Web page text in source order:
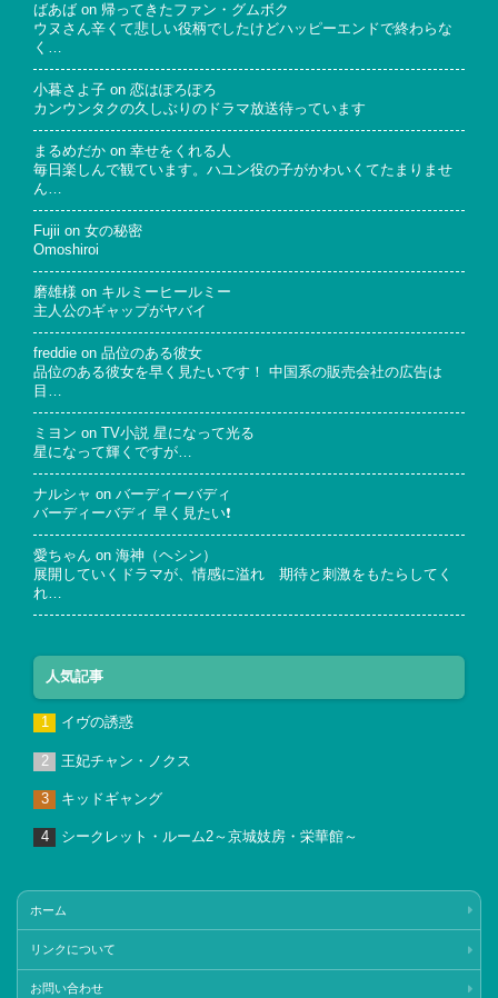
ばあば on 帰ってきたファン・グムボク
ウヌさん辛くて悲しい役柄でしたけどハッピーエンドで終わらな
く…
小暮さよ子 on 恋はぽろぽろ
カンウンタクの久しぶりのドラマ放送待っています
まるめだか on 幸せをくれる人
毎日楽しんで観ています。ハユン役の子がかわいくてたまりませ
ん…
Fujii on 女の秘密
Omoshiroi
磨雄様 on キルミーヒールミー
主人公のギャップがヤバイ
freddie on 品位のある彼女
品位のある彼女を早く見たいです！ 中国系の販売会社の広告は
目…
ミヨン on TV小説 星になって光る
星になって輝くですが…
ナルシャ on バーディーバディ
バーディーバディ 早く見たい❗
愛ちゃん on 海神（ヘシン）
展開していくドラマが、情感に溢れ 期待と刺激をもたらしてく
れ…
人気記事
イヴの誘惑
王妃チャン・ノクス
キッドギャング
シークレット・ルーム2～京城妓房・栄華館～
ホーム
リンクについて
お問い合わせ